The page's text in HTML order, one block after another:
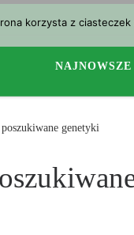
NAJNOWSZE
genetyki
korzysta z